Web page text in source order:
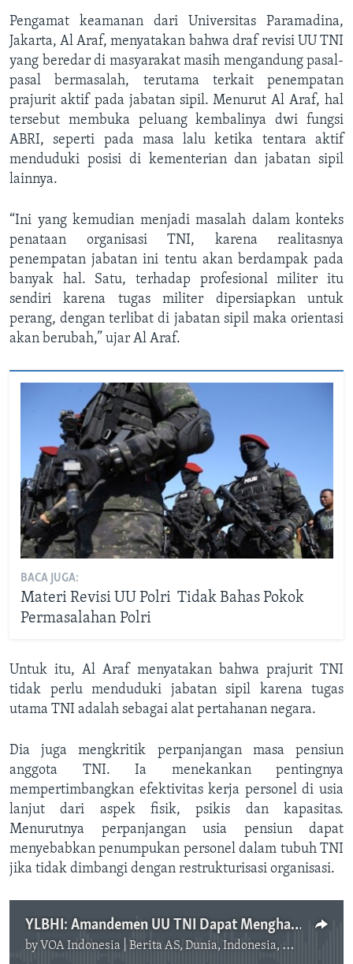
Pengamat keamanan dari Universitas Paramadina,
Jakarta, Al Araf, menyatakan bahwa draf revisi UU TNI
yang beredar di masyarakat masih mengandung pasal-
pasal bermasalah, terutama terkait penempatan
prajurit aktif pada jabatan sipil. Menurut Al Araf, hal
tersebut membuka peluang kembalinya dwi fungsi
ABRI, seperti pada masa lalu ketika tentara aktif
menduduki posisi di kementerian dan jabatan sipil
lainnya.
“Ini yang kemudian menjadi masalah dalam konteks
penataan organisasi TNI, karena realitasnya
penempatan jabatan ini tentu akan berdampak pada
banyak hal. Satu, terhadap profesional militer itu
sendiri karena tugas militer dipersiapkan untuk
perang, dengan terlibat di jabatan sipil maka orientasi
akan berubah,” ujar Al Araf.
BACA JUGA:
Materi Revisi UU Polri Tidak Bahas Pokok
Permasalahan Polri
Untuk itu, Al Araf menyatakan bahwa prajurit TNI
tidak perlu menduduki jabatan sipil karena tugas
utama TNI adalah sebagai alat pertahanan negara.
Dia juga mengkritik perpanjangan masa pensiun
anggota TNI. Ia menekankan pentingnya
mempertimbangkan efektivitas kerja personel di usia
lanjut dari aspek fisik, psikis dan kapasitas.
Menurutnya perpanjangan usia pensiun dapat
menyebabkan penumpukan personel dalam tubuh TNI
jika tidak dimbangi dengan restrukturisasi organisasi.
YLBHI: Amandemen UU TNI Dapat Menghancurkan Reformasi
by VOA Indonesia | Berita AS, Dunia, Indonesia, Diaspora Indonesia di AS
No media source currently available